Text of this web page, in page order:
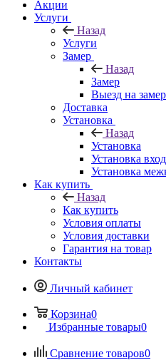
Акции
Услуги
Назад
Услуги
Замер
Назад
Замер
Выезд на замер
Доставка
Установка
Назад
Установка
Установка
Установка
Как купить
Назад
Как купить
Условия оплаты
Условия доставки
Гарантия на товар
Контакты
Личный кабинет
Корзина0
Избранные товары0
Сравнение товаров0